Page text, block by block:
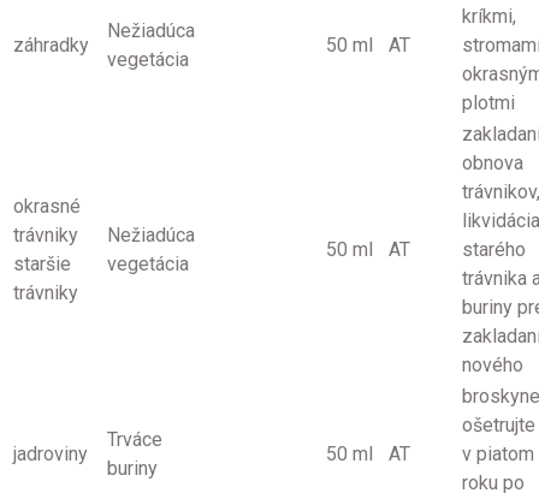
záhradky
Nežiadúca
vegetácia
50 ml AT
kríkmi,
plotmi
okrasné
trávniky
staršie
trávniky
Nežiadúca
vegetácia
50 ml AT
obnova
trávnikov,
likvidácia
starého
trávnika
buriny
nového
jadroviny
Trváce
buriny
50 ml AT
broskyne
ošetrujte
v piatom
roku po